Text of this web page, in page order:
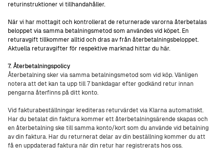
returinstruktioner vi tillhandahåller.
När vi har mottagit och kontrollerat de returnerade varorna återbetalas
beloppet via samma betalningsmetod som användes vid köpet. En
returavgift tillkommer alltid och dras av från återbetalningsbeloppet.
Aktuella returavgifter för respektive marknad hittar du här.
7. Återbetalningspolicy
Återbetalning sker via samma betalningsmetod som vid köp. Vänligen
notera att det kan ta upp till 7 bankdagar efter godkänd retur innan
pengarna återfinns på ditt konto.
Vid fakturabeställningar krediteras returvärdet via Klarna automatiskt.
Har du betalat din faktura kommer ett återbetalningsärende skapas och
en återbetalning ske till samma konto/kort som du använde vid betalning
av din faktura. Har du returnerat delar av din beställning kommer du att
få en uppdaterad faktura när din retur har registrerats hos oss.